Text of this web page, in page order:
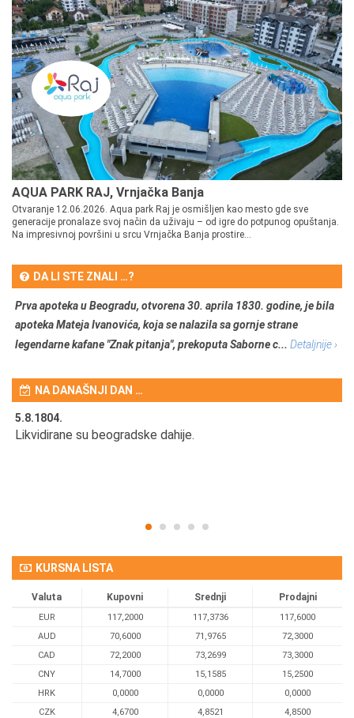
AQUA PARK RAJ, Vrnjačka Banja
Otvaranje 12.06.2026. Aqua park Raj je osmišljen kao mesto gde sve
generacije pronalaze svoj način da uživaju – od igre do potpunog opuštanja.
Na impresivnoj površini u srcu Vrnjačka Banja prostire...
DA LI STE ZNALI …?
Prva apoteka u Beogradu, otvorena 30. aprila 1830. godine, je bila
apoteka Mateja Ivanovića, koja se nalazila sa gornje strane
legendarne kafane "Znak pitanja", prekoputa Saborne c... Detaljnije ›
NA DANAŠNJI DAN …
5.8.1804.
Likvidirane su beogradske dahije.
KURSNA LISTA
Valuta Kupovni Srednji Prodajni
EUR 117,2000 117,3736
117,6000
AUD
70,6000 71,9765
72,3000
CAD
72,2000 73,2699
73,3000
CNY
14,7000 15,1585
15,2500
HRK
0,0000 0,0000
0,0000
CZK
4,6700 4,8521 4,8500